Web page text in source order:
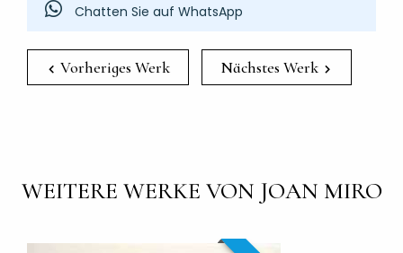
Chatten Sie auf WhatsApp
Vorheriges Werk Nächstes Werk
WEITERE WERKE VON JOAN MIRO